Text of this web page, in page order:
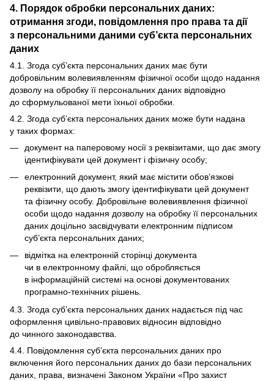
4. Порядок обробки персональних даних:
отримання згоди, повідомлення про права та дії
з персональними даними суб’єкта персональних
даних
4.1. Згода суб’єкта персональних даних має бути
добровільним волевиявленням фізичної особи щодо надання
дозволу на обробку її персональних даних відповідно
до сформульованої мети їхньої обробки.
4.2. Згода суб’єкта персональних даних може бути надана
у таких формах:
документ на паперовому носії з реквізитами, що дає змогу
ідентифікувати цей документ і фізичну особу;
електронний документ, який має містити обов’язкові
реквізити, що дають змогу ідентифікувати цей документ
та фізичну особу. Добровільне волевиявлення фізичної
особи щодо надання дозволу на обробку її персональних
даних доцільно засвідчувати електронним підписом
суб’єкта персональних даних;
відмітка на електронній сторінці документа
чи в електронному файлі, що обробляється
в інформаційній системі на основі документованих
програмно-технічних рішень.
4.3. Згода суб’єкта персональних даних надається під час
оформлення цивільно-правових відносин відповідно
до чинного законодавства.
4.4. Повідомлення суб’єкта персональних даних про
включення його персональних даних до бази персональних
даних, права, визначені Законом України «Про захист